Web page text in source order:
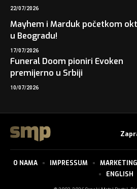
22/07/2026
Mayhem i Marduk početkom
u Beogradu!
17/07/2026
Funeral Doom pioniri Evoken
premijerno u Srbiji
10/07/2026
O NAMA IMPRESSUM MARKETING
ENGLISH